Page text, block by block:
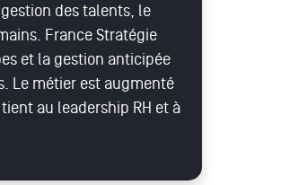
des talents, le
France Stratégie
et la gestion anticipée
Le métier est augmenté
au leadership RH et à